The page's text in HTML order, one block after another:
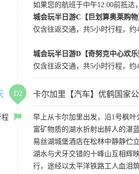
如果您的航班于中午12:00前抵
城会玩半日游C【巨划算奥莱购
仅含往返交通，共5小时行程，
城会玩半日游D【奇努克中心欢
仅含往返交通，共5小时行程，
D2 卡尔加里【汽车】优鹤国家
程
早上从卡尔加里出发，沿1号枫
富矿物质的湖水折射出醉人的湛
易丝湖城堡酒店在松林中静静伫
湖水与犬牙交错的十峰山互相辉
行，途经以太平洋铁路工人血泪